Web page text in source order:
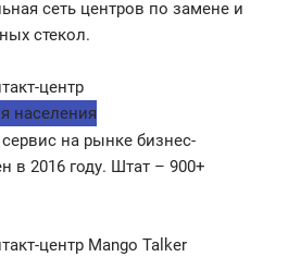
сеть центров по замене и
стекол.
центр
населения
на рынке бизнес-
в 2016 году. Штат – 900+
центр Mango Talker